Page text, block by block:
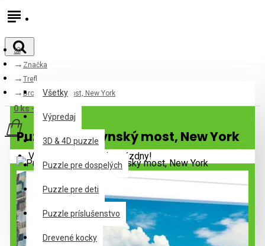
Všetky
Všetky
Výpredaj
3D & 4D puzzle
Puzzle pre dospelých
Puzzle pre deti
Puzzle príslušenstvo
Drevené kocky
0 ks - 0,00€
Váš nákupný košík je prázdny!
Značka
Trefl
Brooklynský most, New York
Puzzle Brooklynský most, New York